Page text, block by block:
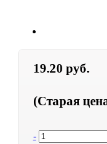
19.20 руб.
(Старая
-